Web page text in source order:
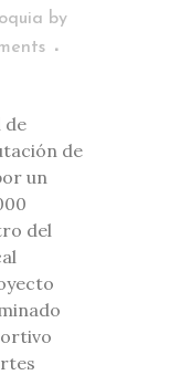
by
de
de
un
del